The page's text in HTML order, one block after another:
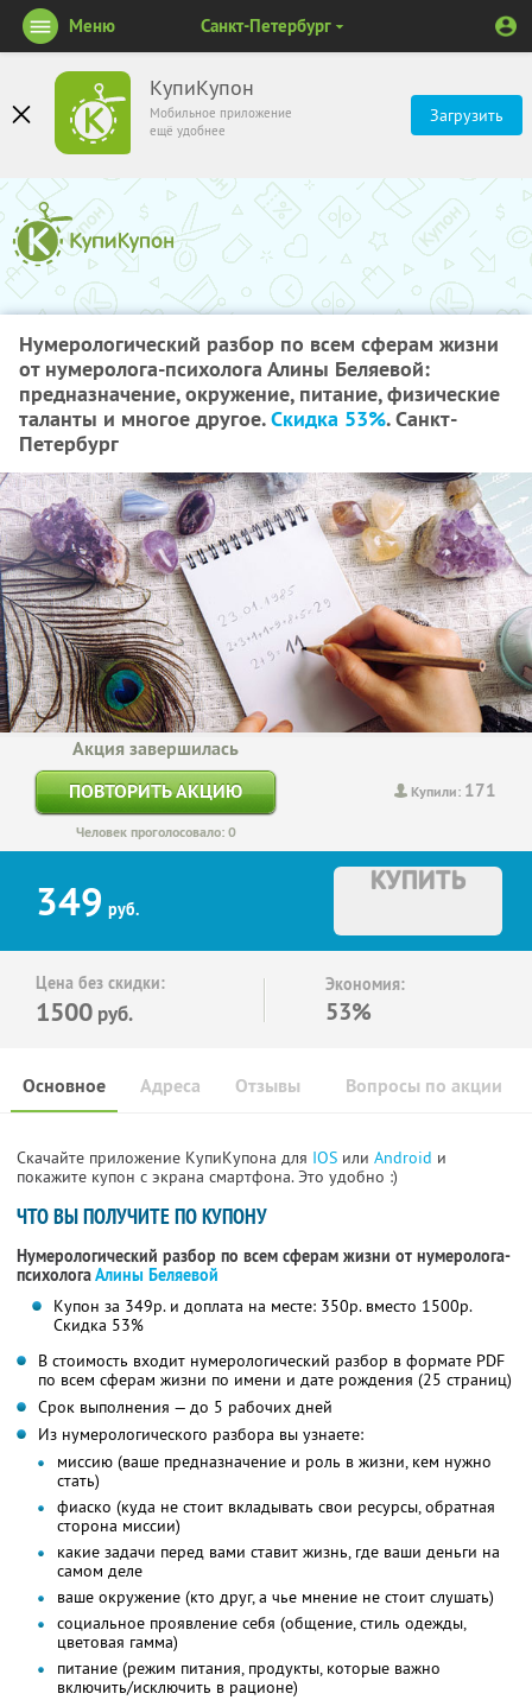
КупиКупон
Мобильное приложение
ещё удобнее
Загрузить
Меню Санкт-Петербург
Нумерологический разбор по всем сферам жизни
от нумеролога-психолога Алины Беляевой:
предназначение, окружение, питание, физические
таланты и многое другое.Скидка 53%. Санкт-
Петербург
Купили: 171
Акция завершилась
ПОВТОРИТЬ АКЦИЮ
Человек проголосовало: 0
349 руб.
КУПИТЬ
Цена без скидки:
1500 руб.
Экономия:
53%
Основное Отзывы Вопросы по акции
Адреса
Скачайте приложение КупиКупона для IOS или Android и
покажите купон с экрана смартфона. Это удобно :)
ЧТО ВЫ ПОЛУЧИТЕ ПО КУПОНУ
Нумерологический разбор по всем сферам жизни от нумеролога-
психологаАлины Беляевой
Купон за 349р. и доплата на месте: 350р. вместо 1500р.
Скидка 53%
В стоимость входит нумерологический разбор в формате PDF
по всем сферам жизни по имени и дате рождения (25 страниц)
Срок выполнения — до 5 рабочих дней
Из нумерологического разбора вы узнаете:
миссию (ваше предназначение и роль в жизни, кем нужно
стать)
фиаско (куда не стоит вкладывать свои ресурсы, обратная
сторона миссии)
какие задачи перед вами ставит жизнь, где ваши деньги на
самом деле
ваше окружение (кто друг, а чье мнение не стоит слушать)
социальное проявление себя (общение, стиль одежды,
цветовая гамма)
питание (режим питания, продукты, которые важно
включить/исключить в рационе)